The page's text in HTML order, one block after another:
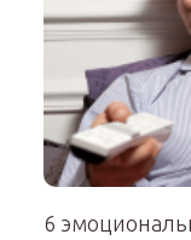
6